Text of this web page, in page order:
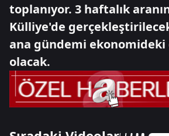
toplanıyor. 3 haftalık
Külliye'de
ana gündemi
olacak.